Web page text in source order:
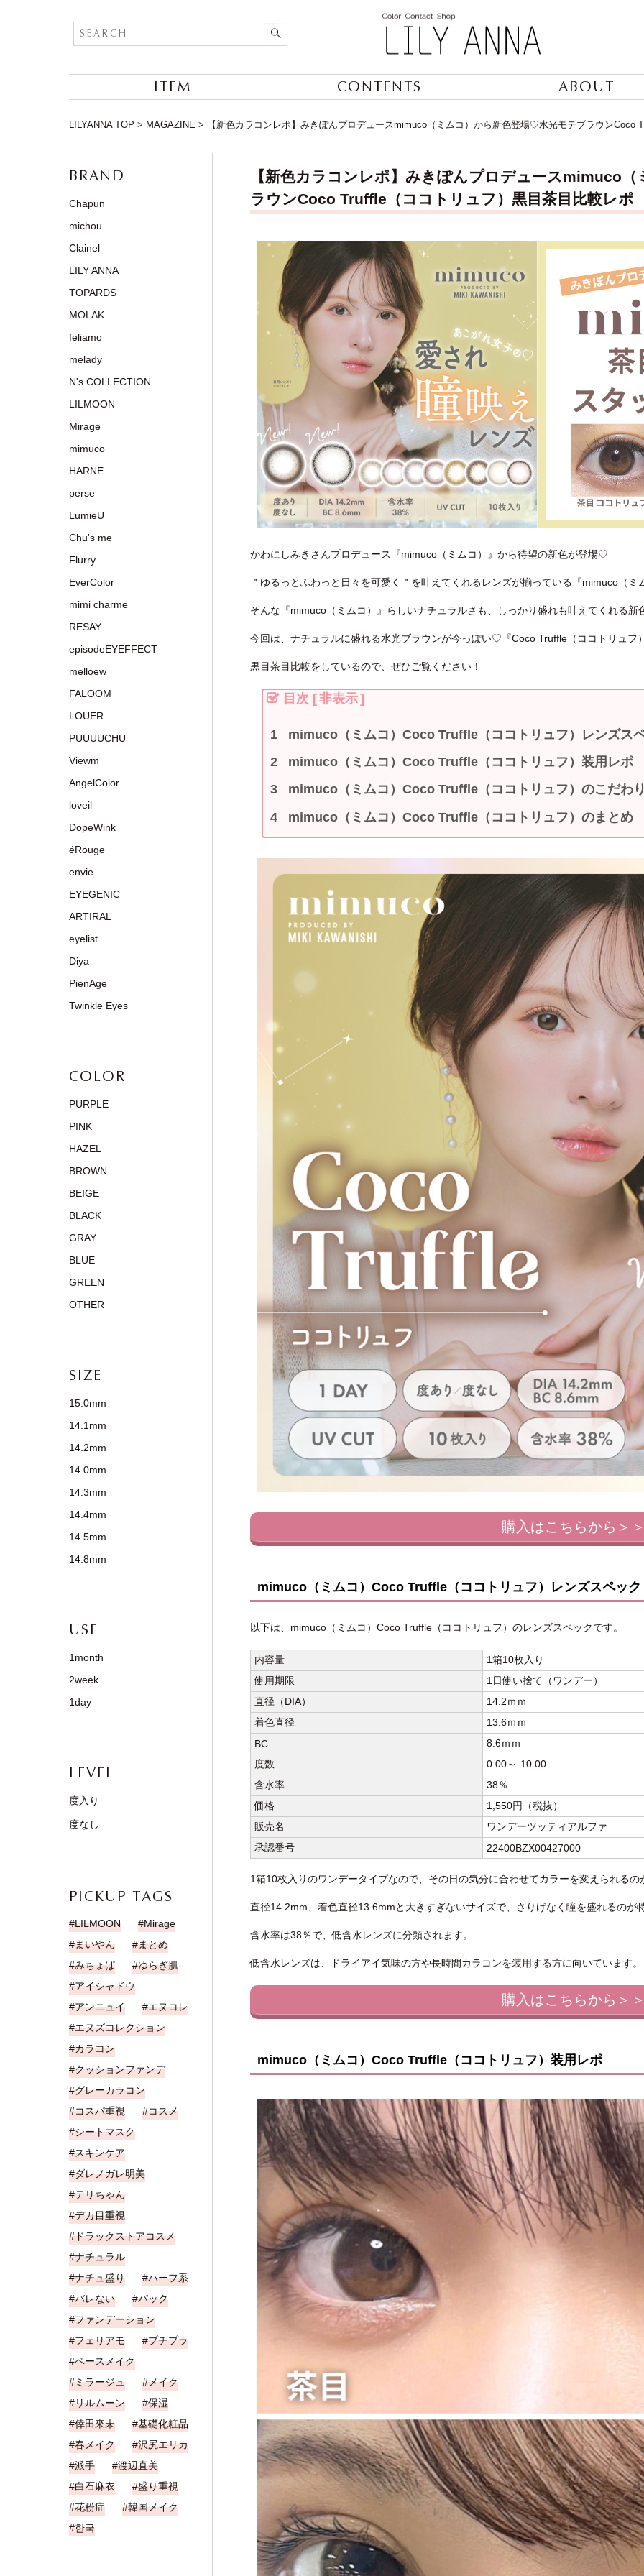
ITEM CONTENTS ABOUT
LILYANNA TOP > MAGAZINE > 【新色カラコンレポ】みきぽんプロデュースmimuco（ミムコ）から新色登場♡水光モテブラウンCoco
【新色カラコンレポ】みきぽんプロデュースmimuco
ラウンCoco Truffle（ココトリュフ）黒目茶目比較レポ
かわにしみきさんプロデュース『mimuco（ミムコ）』から待望の新色が登場♡
＂ゆるっとふわっと日々を可愛く＂を叶えてくれるレンズが揃っている『mimuco（ミ
そんな『mimuco（ミムコ）』らしいナチュラルさも、しっかり盛れも叶えてくれる新
今回は、ナチュラルに盛れる水光ブラウンが今っぽい♡『Coco Truffle（ココトリュフ
黒目茶目比較をしているので、ぜひご覧ください！
目次 [非表示]
mimuco（ミムコ）Coco Truffle（ココトリュフ）レンズス
mimuco（ミムコ）Coco Truffle（ココトリュフ）装用レポ
mimuco（ミムコ）Coco Truffle（ココトリュフ）のこだわ
mimuco（ミムコ）Coco Truffle（ココトリュフ）のまとめ
購入はこちらから＞
mimuco（ミムコ）Coco Truffle（ココトリュフ）レンズスペック
以下は、mimuco（ミムコ）Coco Truffle（ココトリュフ）のレンズスペックです。
内容量
1箱10枚入り
使用期限
1日使い捨て（ワンデー）
直径（DIA）
14.2ｍｍ
着色直径
13.6ｍｍ
BC
8.6ｍｍ
度数
0.00～-10.00
含水率
38％
価格
1,550円（税抜）
販売名
ワンデーツッティアルファ
承認番号
22400BZX00427000
1箱10枚入りのワンデータイプなので、その日の気分に合わせてカラーを変えられる
直径14.2mm、着色直径13.6mmと大きすぎないサイズで、さりげなく瞳を盛れるのが
含水率は38％で、低含水レンズに分類されます。
低含水レンズは、ドライアイ気味の方や長時間カラコンを装用する方に向いています。
購入はこちらから＞
mimuco（ミムコ）Coco Truffle（ココトリュフ）装用レポ
BRAND
Chapun
michou
Clainel
LILY ANNA
TOPARDS
MOLAK
feliamo
melady
N's COLLECTION
LILMOON
Mirage
mimuco
HARNE
perse
LumieU
Chu's me
Flurry
EverColor
mimi charme
RESAY
episodeEYEFFECT
melloew
FALOOM
LOUER
PUUUUCHU
Viewm
AngelColor
loveil
DopeWink
éRouge
envie
EYEGENIC
ARTIRAL
eyelist
Diya
PienAge
Twinkle Eyes
COLOR
PURPLE
PINK
HAZEL
BROWN
BEIGE
BLACK
GRAY
BLUE
GREEN
OTHER
SIZE
15.0mm
14.1mm
14.2mm
14.0mm
14.3mm
14.4mm
14.5mm
14.8mm
USE
1month
2week
1day
LEVEL
度入り
度なし
PICKUP TAGS
LILMOON
Mirage
まいやん
まとめ
みちょぱ
ゆらぎ肌
アイシャドウ
アンニュイ
エヌコレ
エヌズコレクション
カラコン
クッションファンデ
グレーカラコン
コスパ重視
コスメ
シートマスク
スキンケア
ダレノガレ明美
テリちゃん
デカ目重視
ドラックストアコスメ
ナチュラル
ナチュ盛り
ハーフ系
バレない
パック
ファンデーション
フェリアモ
プチプラ
ベースメイク
ミラージュ
メイク
リルムーン
保湿
倖田來未
基礎化粧品
春メイク
沢尻エリカ
派手
渡辺直美
白石麻衣
盛り重視
花粉症
韓国メイク
한국